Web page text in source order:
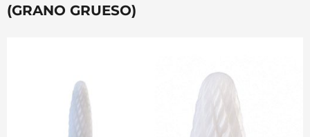
(GRANO GRUESO)